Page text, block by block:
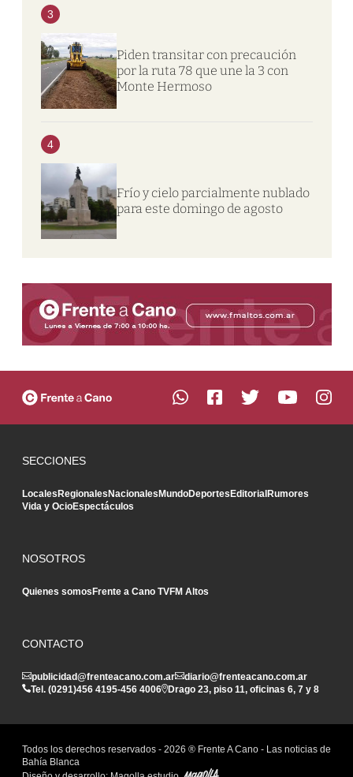
3
Piden transitar con precaución
por la ruta 78 que une la 3 con
Monte Hermoso
4
Frío y cielo parcialmente nublado
para este domingo de agosto
SECCIONES
LocalesRegionalesNacionalesMundoDeportesEditorialRumores
Vida y OcioEspectáculos
NOSOTROS
Quienes somosFrente a Cano TVFM Altos
CONTACTO
publicidad@frenteacano.com.ar
diario@frenteacano.com.ar
Tel. (0291)456 4195-456 4006 Drago 23, piso 11, oficinas 6, 7 y 8
Todos los derechos reservados - 2026 ® Frente A Cano - Las noticias de
Bahía Blanca